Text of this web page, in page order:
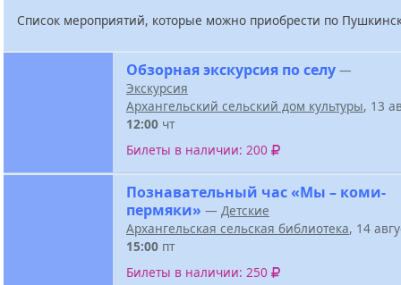
Список мероприятий, которые можно приобрести по
Обзорная экскурсия по селу —
Экскурсия
Архангельский сельский дом культуры, 13
12:00 чт
Билеты в наличии: 200
Познавательный час «Мы – коми-
пермяки» — Детские
Архангельская сельская библиотека, 14
15:00 пт
Билеты в наличии: 250